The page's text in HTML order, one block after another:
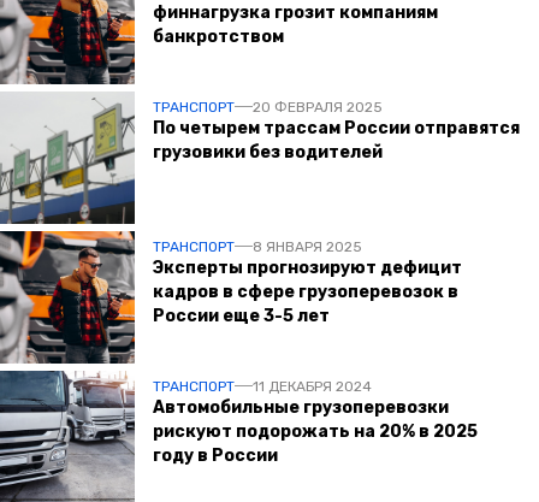
финнагрузка грозит компаниям
банкротством
ТРАНСПОРТ 20 ФЕВРАЛЯ 2025
По четырем трассам России отправятся
грузовики без водителей
ТРАНСПОРТ 8 ЯНВАРЯ 2025
Эксперты прогнозируют дефицит
кадров в сфере грузоперевозок в
России еще 3-5 лет
ТРАНСПОРТ 11 ДЕКАБРЯ 2024
Автомобильные грузоперевозки
рискуют подорожать на 20% в 2025
году в России